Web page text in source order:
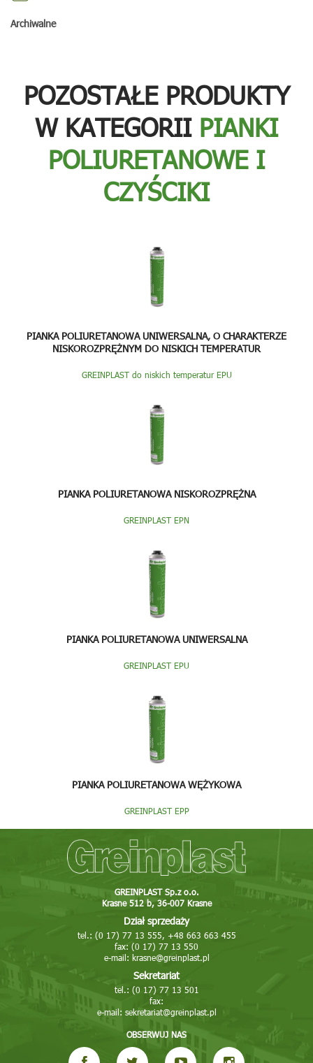
Archiwalne
POZOSTAŁE PRODUKTY
W KATEGORII PIANKI
POLIURETANOWE I
CZYŚCIKI
PIANKA POLIURETANOWA UNIWERSALNA, O CHARAKTERZE
NISKOROZPRĘŻNYM DO NISKICH TEMPERATUR
GREINPLAST do niskich temperatur EPU
PIANKA POLIURETANOWA NISKOROZPRĘŻNA
GREINPLAST EPN
PIANKA POLIURETANOWA UNIWERSALNA
GREINPLAST EPU
PIANKA POLIURETANOWA WĘŻYKOWA
GREINPLAST EPP
GREINPLAST Sp.z o.o.
Krasne 512 b, 36-007 Krasne
Dział sprzedaży
tel.: (0 17) 77 13 555, +48 663 663 455
fax: (0 17) 77 13 550
e-mail: krasne@greinplast.pl
Sekretariat
tel.: (0 17) 77 13 501
fax:
e-mail: sekretariat@greinplast.pl
OBSERWUJ NAS